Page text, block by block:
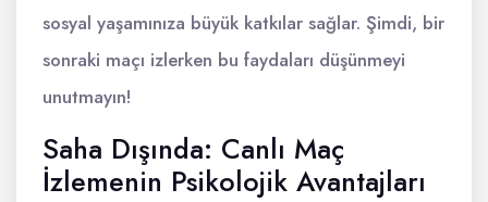
sosyal yaşamınıza büyük katkılar sağlar. Şimdi, bir
sonraki maçı izlerken bu faydaları düşünmeyi
unutmayın!
Saha Dışında: Canlı Maç
İzlemenin Psikolojik Avantajları